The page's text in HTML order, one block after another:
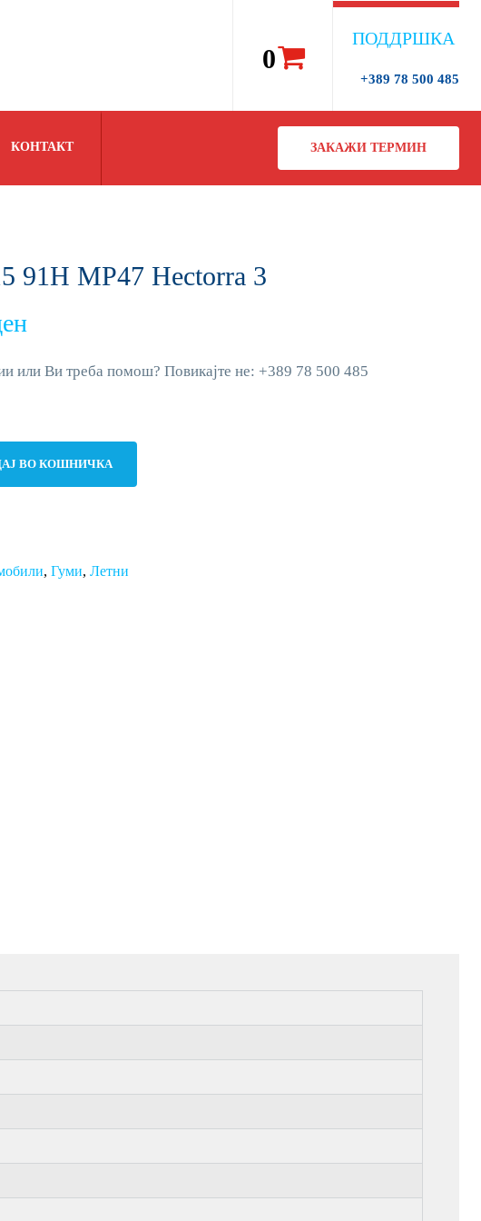
0
ПОДДРШКА
+389 78 500 485
ЗАКАЖИ ТЕРМИН
КОНТАКТ
91H MP47 Hectorra 3
или Ви треба помош? Повикајте не: +389 78 500 485
ВО КОШНИЧКА
, Гуми, Летни